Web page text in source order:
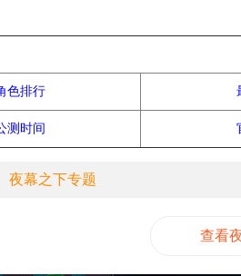
色排行
测时间
夜幕之下专题
查看